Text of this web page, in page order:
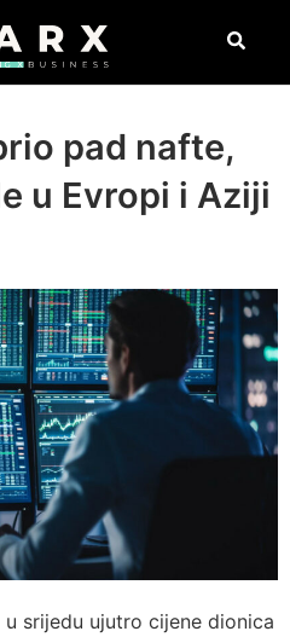
pad nafte,
u Evropi i Aziji
srijedu ujutro cijene dionica